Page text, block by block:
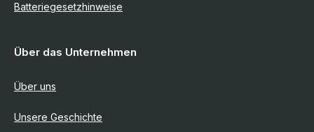
Batteriegesetzhinweise
Über das Unternehmen
Über uns
Unsere Geschichte